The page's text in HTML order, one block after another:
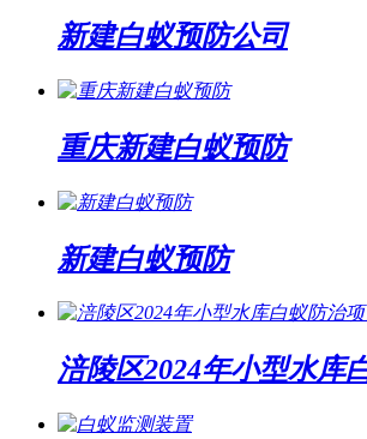
新建白蚁预防公司
重庆新建白蚁预防
新建白蚁预防
涪陵区2024年小型水库